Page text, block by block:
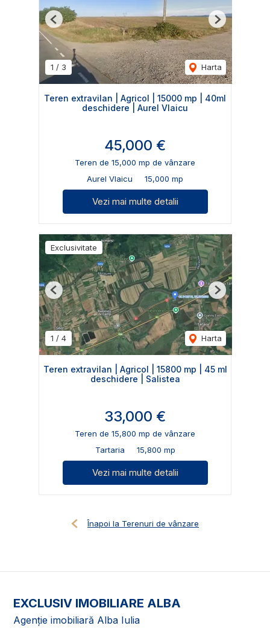
1 / 3 Harta
Previous Next
Teren extravilan | Agricol | 15000 mp | 40ml
deschidere | Aurel Vlaicu
45,000 €
Teren de 15,000 mp de vânzare
Aurel Vlaicu
15,000 mp
Vezi mai multe detalii
Exclusivitate
1 / 4 Harta
Previous Next
Teren extravilan | Agricol | 15800 mp | 45 ml
deschidere | Salistea
33,000 €
Teren de 15,800 mp de vânzare
Tartaria
15,800 mp
Vezi mai multe detalii
Înapoi la Terenuri de vânzare
EXCLUSIV IMOBILIARE ALBA
Agenție imobiliară Alba Iulia